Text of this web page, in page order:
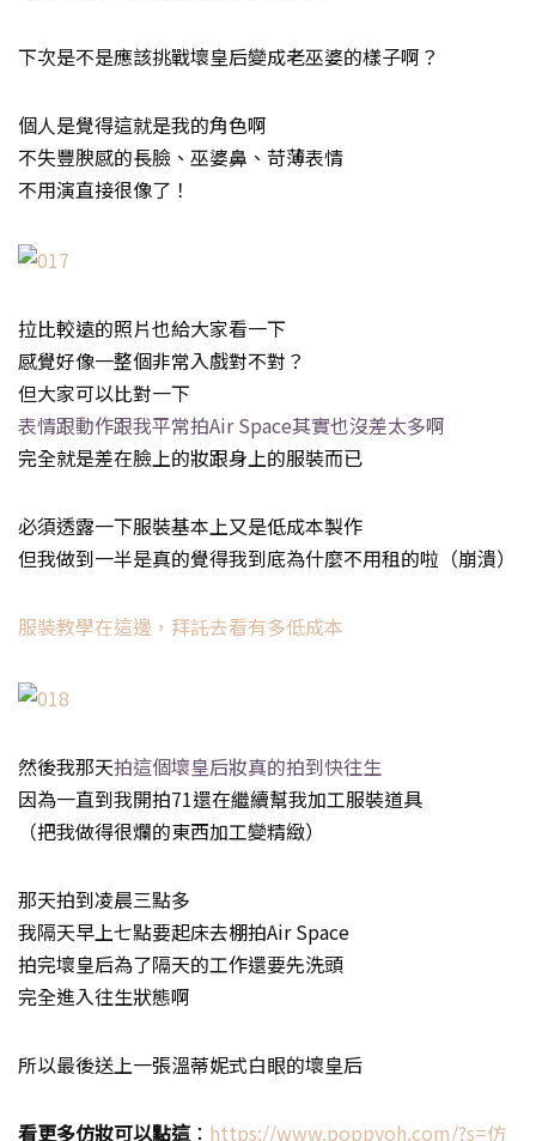
下次是不是應該挑戰壞皇后變成老巫婆的樣子啊？
個人是覺得這就是我的角色啊
不失豐腴感的長臉、巫婆鼻、苛薄表情
不用演直接很像了！
拉比較遠的照片也給大家看一下
感覺好像一整個非常入戲對不對？
但大家可以比對一下
表情跟動作跟我平常拍Air Space其實也沒差太多啊
完全就是差在臉上的妝跟身上的服裝而已
必須透露一下服裝基本上又是低成本製作
但我做到一半是真的覺得我到底為什麼不用租的啦（崩潰）
服裝教學在這邊，拜託去看有多低成本
然後我那天拍這個壞皇后妝真的拍到快往生
因為一直到我開拍71還在繼續幫我加工服裝道具
（把我做得很爛的東西加工變精緻）
那天拍到凌晨三點多
我隔天早上七點要起床去棚拍Air Space
拍完壞皇后為了隔天的工作還要先洗頭
完全進入往生狀態啊
所以最後送上一張溫蒂妮式白眼的壞皇后
看更多仿妝可以點這 ： https://www.poppyoh.com/?s=仿